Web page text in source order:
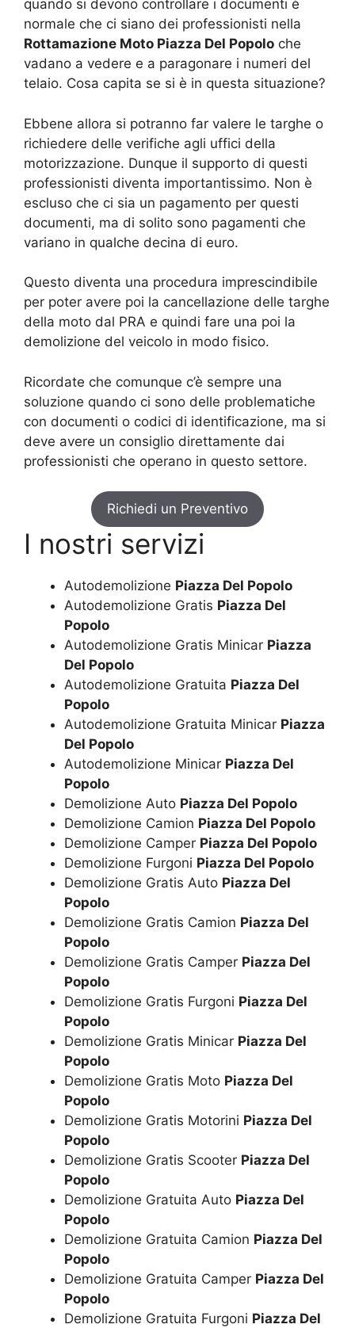
quando si devono controllare i documenti è
normale che ci siano dei professionisti nella
Rottamazione Moto Piazza Del Popolo che
vadano a vedere e a paragonare i numeri del
telaio. Cosa capita se si è in questa situazione?
Ebbene allora si potranno far valere le targhe o
richiedere delle verifiche agli uffici della
motorizzazione. Dunque il supporto di questi
professionisti diventa importantissimo. Non è
escluso che ci sia un pagamento per questi
documenti, ma di solito sono pagamenti che
variano in qualche decina di euro.
Questo diventa una procedura imprescindibile
per poter avere poi la cancellazione delle targhe
della moto dal PRA e quindi fare una poi la
demolizione del veicolo in modo fisico.
Ricordate che comunque c’è sempre una
soluzione quando ci sono delle problematiche
con documenti o codici di identificazione, ma si
deve avere un consiglio direttamente dai
professionisti che operano in questo settore.
Richiedi un Preventivo
I nostri servizi
Autodemolizione Piazza Del Popolo
Autodemolizione Gratis Piazza Del
Popolo
Autodemolizione Gratis Minicar Piazza
Del Popolo
Autodemolizione Gratuita Piazza Del
Popolo
Autodemolizione Gratuita Minicar Piazza
Del Popolo
Autodemolizione Minicar Piazza Del
Popolo
Demolizione Auto Piazza Del Popolo
Demolizione Camion Piazza Del Popolo
Demolizione Camper Piazza Del Popolo
Demolizione Furgoni Piazza Del Popolo
Demolizione Gratis Auto Piazza Del
Popolo
Demolizione Gratis Camion Piazza Del
Popolo
Demolizione Gratis Camper Piazza Del
Popolo
Demolizione Gratis Furgoni Piazza Del
Popolo
Demolizione Gratis Minicar Piazza Del
Popolo
Demolizione Gratis Moto Piazza Del
Popolo
Demolizione Gratis Motorini Piazza Del
Popolo
Demolizione Gratis Scooter Piazza Del
Popolo
Demolizione Gratuita Auto Piazza Del
Popolo
Demolizione Gratuita Camion Piazza Del
Popolo
Demolizione Gratuita Camper Piazza Del
Popolo
Demolizione Gratuita Furgoni Piazza Del